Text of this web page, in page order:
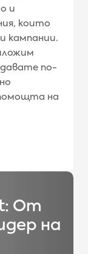
и
които
кампании.
по-
на
От
на